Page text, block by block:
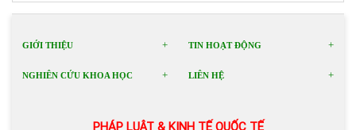
GIỚI THIỆU TIN HOẠT ĐỘNG
NGHIÊN CỨU KHOA HỌC LIÊN HỆ
PHÁP LUẬT & KINH TẾ QUỐC TẾ